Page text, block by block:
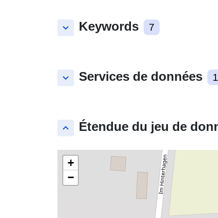
keyboard_arrow_down Keywords 7
keyboard_arrow_down Services de données 1
keyboard_arrow_up Étendue du jeu de
+
−